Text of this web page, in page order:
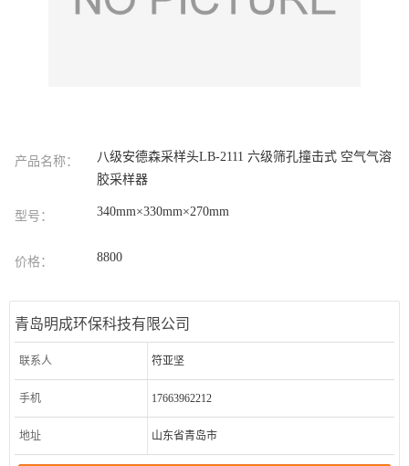
产品名称：
八级安德森采样头LB-2111 六级筛孔撞击式 空气气溶
胶采样器
型号： 340mm×330mm×270mm
价格： 8800
青岛明成环保科技有限公司
联系人 符亚坚
手机 17663962212
地址 山东省青岛市